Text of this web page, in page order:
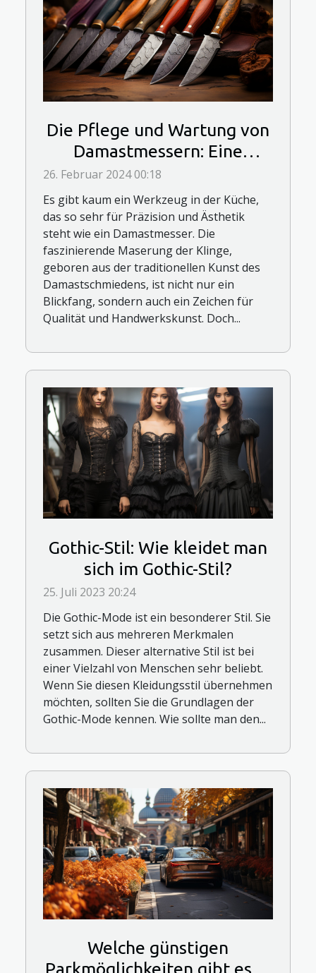
Die Pflege und Wartung von
Damastmessern: Eine
Anleitung für Langlebigkeit
26. Februar 2024 00:18
Es gibt kaum ein Werkzeug in der Küche,
das so sehr für Präzision und Ästhetik
steht wie ein Damastmesser. Die
faszinierende Maserung der Klinge,
geboren aus der traditionellen Kunst des
Damastschmiedens, ist nicht nur ein
Blickfang, sondern auch ein Zeichen für
Qualität und Handwerkskunst. Doch...
Gothic-Stil: Wie kleidet man
sich im Gothic-Stil?
25. Juli 2023 20:24
Die Gothic-Mode ist ein besonderer Stil. Sie
setzt sich aus mehreren Merkmalen
zusammen. Dieser alternative Stil ist bei
einer Vielzahl von Menschen sehr beliebt.
Wenn Sie diesen Kleidungsstil übernehmen
möchten, sollten Sie die Grundlagen der
Gothic-Mode kennen. Wie sollte man den...
Welche günstigen
Parkmöglichkeiten gibt es in